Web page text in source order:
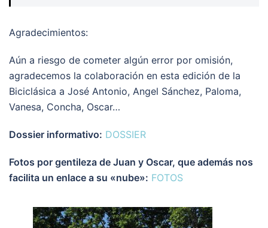
Agradecimientos:
Aún a riesgo de cometer algún error por omisión,
agradecemos la colaboración en esta edición de la
Biciclásica a José Antonio, Angel Sánchez, Paloma,
Vanesa, Concha, Oscar…
Dossier informativo: DOSSIER
Fotos por gentileza de Juan y Oscar, que además nos
facilita un enlace a su «nube»: FOTOS